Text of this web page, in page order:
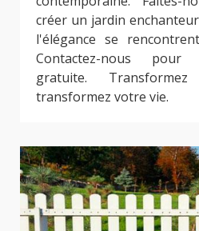
créer un jardin
l'élégance se
Contactez-nous
gratuite.
transformez votre vie.